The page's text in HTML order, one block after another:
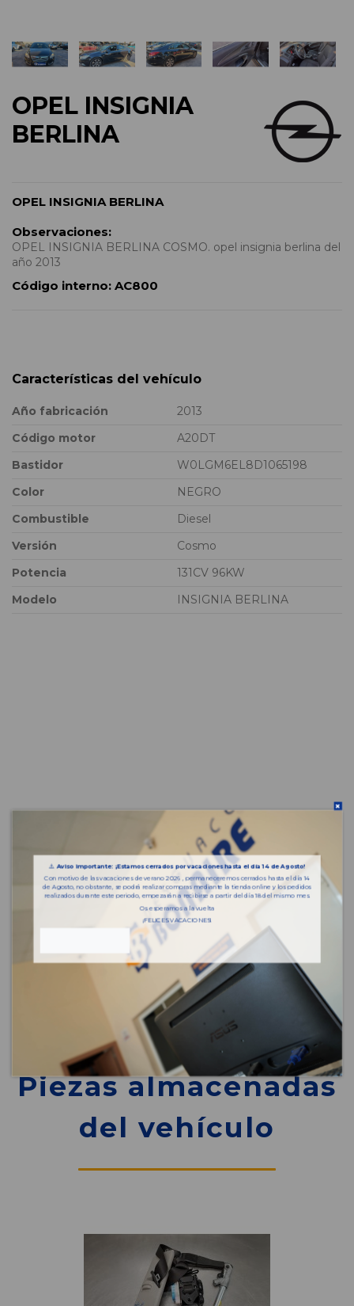
OPEL INSIGNIA
BERLINA
OPEL INSIGNIA BERLINA
Observaciones:
OPEL INSIGNIA BERLINA COSMO. opel insignia berlina del
año 2013
Código interno: AC800
Características del vehículo
Año fabricación
2013
Código motor
A20DT
Bastidor
W0LGM6EL8D1065198
Color
NEGRO
Combustible
Diesel
Versión
Cosmo
Potencia
131CV 96KW
Modelo
INSIGNIA BERLINA
Piezas almacenadas
del vehículo
⚠️Aviso importante: ¡Estamos cerrados por vacaciones hasta el día 14 de Agosto!
Con motivo de las vacaciones de verano 2026 , permaneceremos cerrados hasta el día 14
de Agosto, no obstante, se podrá realizar compras mediante la tienda online y los pedidos
realizados durante este periodo, empezarán a recibirse a partir del día 18 del mismo mes.
Os esperamos a la vuelta
¡FELICES VACACIONES!